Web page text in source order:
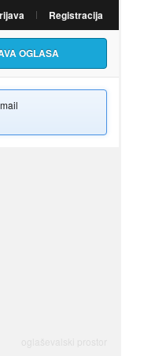
Registracija
OGLASA